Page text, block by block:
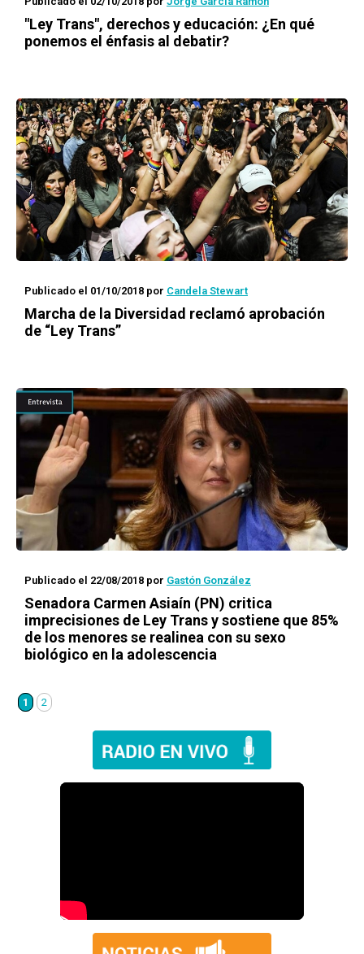
"Ley Trans", derechos y educación: ¿En qué
ponemos el énfasis al debatir?
Publicado el 01/10/2018 por Candela Stewart
Marcha de la Diversidad reclamó aprobación
de “Ley Trans”
Publicado el 22/08/2018 por Gastón González
Senadora Carmen Asiaín (PN) critica
imprecisiones de Ley Trans y sostiene que 85%
de los menores se realinea con su sexo
biológico en la adolescencia
1 2